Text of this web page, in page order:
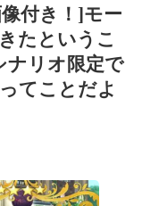
付き！]モー
たというこ
ナリオ限定で
てことだよ